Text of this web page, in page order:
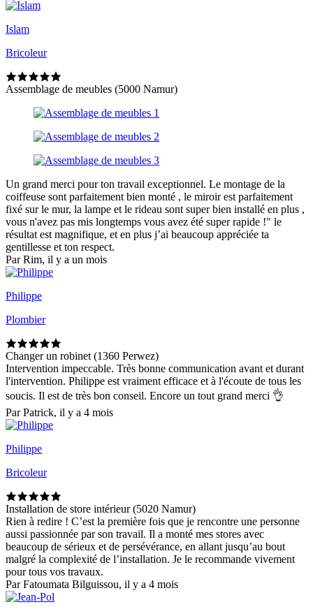
Islam
Bricoleur
Assemblage de meubles (5000 Namur)
Un grand merci pour ton travail exceptionnel. Le montage de la
coiffeuse sont parfaitement bien monté , le miroir est parfaitement
fixé sur le mur, la lampe et le rideau sont super bien installé en plus ,
vous n'avez pas mis longtemps vous avez été super rapide !" le
résultat est magnifique, et en plus j’ai beaucoup appréciée ta
gentillesse et ton respect.
Par Rim, il y a un mois
Philippe
Plombier
Changer un robinet (1360 Perwez)
Intervention impeccable. Très bonne communication avant et durant
l'intervention. Philippe est vraiment efficace et à l'écoute de tous les
soucis. Il est de très bon conseil. Encore un tout grand merci 👌
Par Patrick, il y a 4 mois
Philippe
Bricoleur
Installation de store intérieur (5020 Namur)
Rien à redire ! C’est la première fois que je rencontre une personne
aussi passionnée par son travail. Il a monté mes stores avec
beaucoup de sérieux et de persévérance, en allant jusqu’au bout
malgré la complexité de l’installation. Je le recommande vivement
pour tous vos travaux.
Par Fatoumata Bilguissou, il y a 4 mois